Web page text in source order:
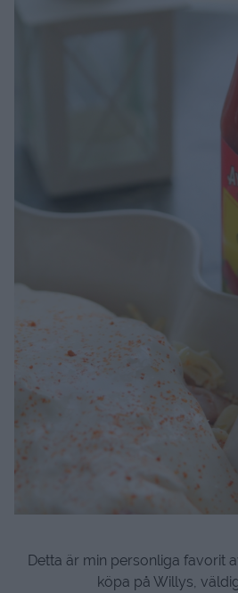
Detta är min personliga favorit
köpa på Willys,